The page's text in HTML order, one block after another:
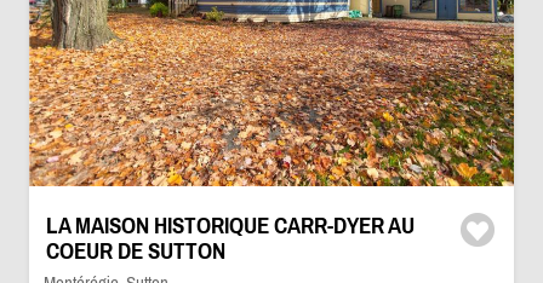
LA MAISON HISTORIQUE CARR-DYER AU
COEUR DE SUTTON